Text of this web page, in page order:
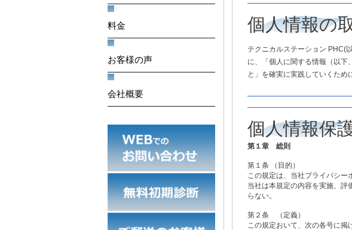
料金
お客様の声
会社概要
個人情報の
テクニカルステーション PHC(
に、「個人に関する情報（以下
と」を確実に実践していくため
個人情報保
第１章 総則
第１条 （目的）
この規定は、当社プライバシー
当社は本規定の内容を実施、評
らない。
第２条 （定義）
この規定おいて、次の各号に掲